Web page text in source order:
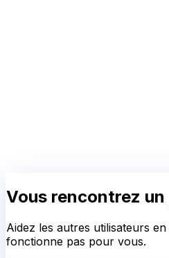
Vous rencontrez un
Aidez les autres utilisateurs
fonctionne pas pour vous.